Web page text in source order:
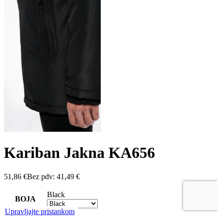
Kariban Jakna KA656
51,86 €Bez pdv: 41,49 €
BOJA
Black
S
Upravljajte pristankom